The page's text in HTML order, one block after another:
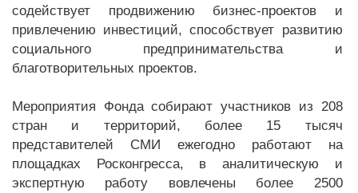
содействует продвижению бизнес-проектов и
привлечению инвестиций, способствует развитию
социального предпринимательства и
благотворительных проектов.
Мероприятия Фонда собирают участников из 208
стран и территорий, более 15 тысяч
представителей СМИ ежегодно работают на
площадках Росконгресса, в аналитическую и
экспертную работу вовлечены более 2500